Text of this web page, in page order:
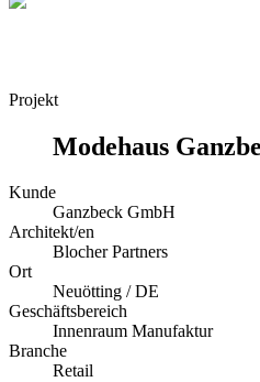
Projekt
Modehaus
Kunde
Ganzbeck GmbH
Architekt/en
Blocher Partners
Ort
Neuötting / DE
Geschäftsbereich
Innenraum Manufaktur
Branche
Retail